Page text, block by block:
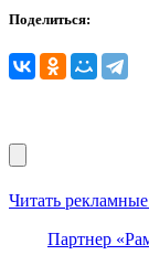
Поделиться:
Читать рекламные
Партнер